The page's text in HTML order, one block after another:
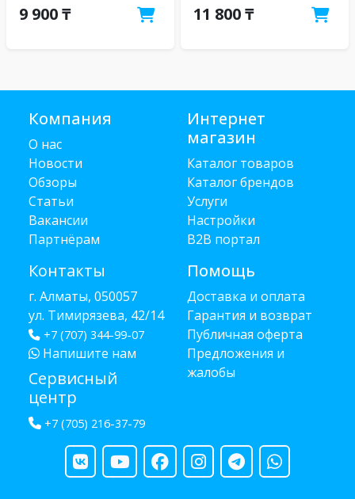
9 900 ₸ 11 800 ₸
Компания
О нас
Новости
Обзоры
Статьи
Вакансии
Партнёрам
Контакты
г. Алматы, 050057
ул. Тимирязева, 42/14
+7 (707) 344-99-07
Напишите нам
Сервисный
центр
+7 (705) 216-37-79
Интернет
магазин
Каталог товаров
Каталог брендов
Услуги
Настройки
B2B портал
Помощь
Доставка и оплата
Гарантия и возврат
Публичная оферта
Предложения и
жалобы